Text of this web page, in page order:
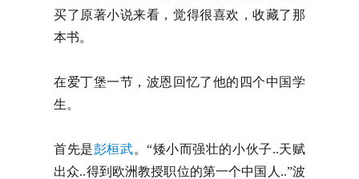
买了原著小说来看，觉得很喜欢，收藏了那
本书。
在爱丁堡一节，波恩回忆了他的四个中国学
生。
首先是彭桓武。“矮小而强壮的小伙子..天赋
出众..得到欧洲教授职位的第一个中国人..”波